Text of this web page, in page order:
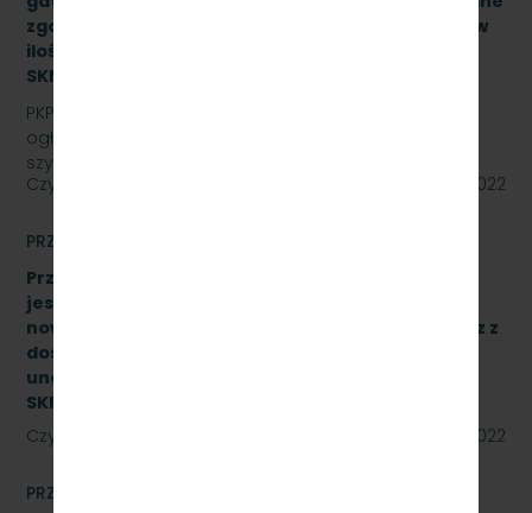
zgodnie z normą PN-EN 13674-1 ILK3d – 518/03/07 w
ilości (37,043Ton) – 25 sztuk, znak:
SKMMU.086.54.22.
PKP SZYBKA KOLEJ MIEJSKA W TRÓJMIEŚCIE Sp. z o.o.
ogłasza przetarg nieograniczony na zakup i dostawę
szyn kolejowych 49E1 o jednostkowej długości 30…
Czytaj dalej
09 września 2022
PRZETARGI
Przetarg nieograniczony, którego przedmiotem
jest dostawa 10 wieloczłonowych fabrycznie
nowych elektrycznych zespołów trakcyjnych wraz z
dostawą sprzętu przeznaczonego do
unowocześnienia zaplecza utrzymania taboru
SKMMU.086.26.22
Czytaj dalej
02 września 2022
PRZETARGI